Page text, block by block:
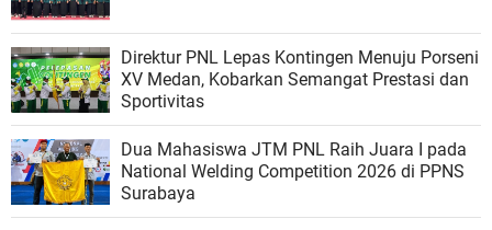
Direktur PNL Lepas Kontingen Menuju Porseni
XV Medan, Kobarkan Semangat Prestasi dan
Sportivitas
Dua Mahasiswa JTM PNL Raih Juara I pada
National Welding Competition 2026 di PPNS
Surabaya